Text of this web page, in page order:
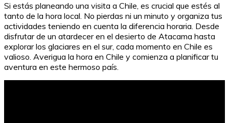
Si estás planeando una visita a Chile, es crucial que estés al
tanto de la hora local. No pierdas ni un minuto y organiza tus
actividades teniendo en cuenta la diferencia horaria. Desde
disfrutar de un atardecer en el desierto de Atacama hasta
explorar los glaciares en el sur, cada momento en Chile es
valioso. Averigua la hora en Chile y comienza a planificar tu
aventura en este hermoso país.